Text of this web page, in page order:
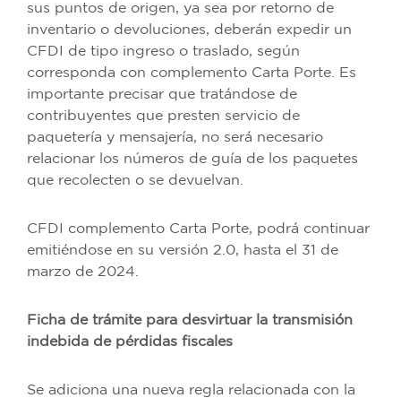
sus puntos de origen, ya sea por retorno de
inventario o devoluciones, deberán expedir un
CFDI de tipo ingreso o traslado, según
corresponda con complemento Carta Porte. Es
importante precisar que tratándose de
contribuyentes que presten servicio de
paquetería y mensajería, no será necesario
relacionar los números de guía de los paquetes
que recolecten o se devuelvan.
CFDI complemento Carta Porte, podrá continuar
emitiéndose en su versión 2.0, hasta el 31 de
marzo de 2024.
Ficha de trámite para desvirtuar la transmisión
indebida de pérdidas fiscales
Se adiciona una nueva regla relacionada con la